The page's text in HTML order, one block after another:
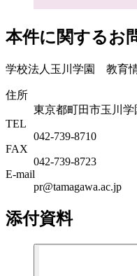
本件に関するお
学校法人玉川学園 教育
住所
東京都町田市玉川学
TEL
042-739-8710
FAX
042-739-8723
E-mail
pr@tamagawa.ac.jp
添付資料